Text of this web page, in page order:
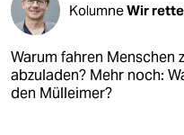
KolumneWir
Warum fahren Menschen
abzuladen? Mehr noch:
den Mülleimer?